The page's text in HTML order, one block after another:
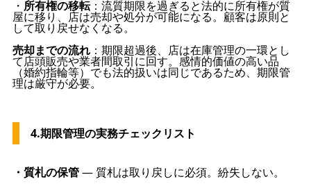
・ 所有権の移転：流質期限を過ぎると法的に所有権が質
屋に移り、店は売却や処分が可能になる。顧客は原則と
して取り戻せなくなる。
売却までの流れ：期限超過後、店は在庫管理の一環とし
て店頭販売や業者間取引に回す。感情的価値の高い品
（婚約指輪等）でも法的扱いは同じであるため、期限管
理は厳守が必要。
4.期限管理の実務チェックリスト
・質札の保管— 質札は取り戻しに必須。紛失しない。